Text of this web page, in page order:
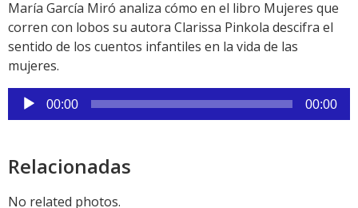
María García Miró analiza cómo en el libro Mujeres que
corren con lobos su autora Clarissa Pinkola descifra el
sentido de los cuentos infantiles en la vida de las
mujeres.
Reproductor
de
00:00 00:00
Relacionadas
No related photos.